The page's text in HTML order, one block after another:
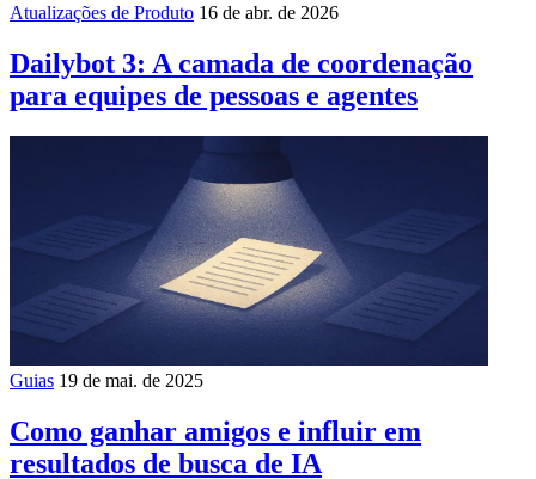
Atualizações de Produto 16 de abr. de 2026
Dailybot 3: A camada de coordenação
para equipes de pessoas e agentes
Guias 19 de mai. de 2025
Como ganhar amigos e influir em
resultados de busca de IA